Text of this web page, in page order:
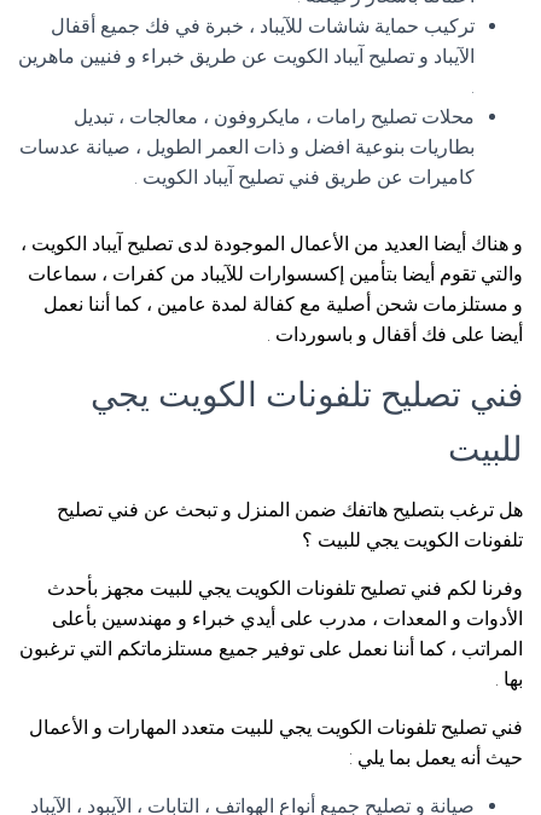
تركيب حماية شاشات للآيباد ، خبرة في فك جميع أقفال
الآيباد و تصليح آيباد الكويت عن طريق خبراء و فنيين ماهرين
.
محلات تصليح رامات ، مايكروفون ، معالجات ، تبديل
بطاريات بنوعية افضل و ذات العمر الطويل ، صيانة عدسات
كاميرات عن طريق فني تصليح آيباد الكويت .
و هناك أيضا العديد من الأعمال الموجودة لدى تصليح آيباد الكويت ،
والتي تقوم أيضا بتأمين إكسسوارات للآيباد من كفرات ، سماعات
و مستلزمات شحن أصلية مع كفالة لمدة عامين ، كما أننا نعمل
أيضا على فك أقفال و باسوردات .
فني تصليح تلفونات الكويت يجي
للبيت
هل ترغب بتصليح هاتفك ضمن المنزل و تبحث عن فني تصليح
تلفونات الكويت يجي للبيت ؟
وفرنا لكم فني تصليح تلفونات الكويت يجي للبيت مجهز بأحدث
الأدوات و المعدات ، مدرب على أيدي خبراء و مهندسين بأعلى
المراتب ، كما أننا نعمل على توفير جميع مستلزماتكم التي ترغبون
بها .
فني تصليح تلفونات الكويت يجي للبيت متعدد المهارات و الأعمال
حيث أنه يعمل بما يلي :
صيانة و تصليح جميع أنواع الهواتف ، التابات ، الآيبود ، الآيباد